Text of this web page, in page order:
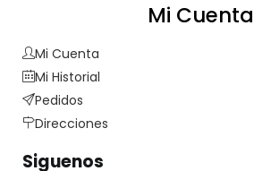
Mi Cuenta
Mi Cuenta
Mi Historial
Pedidos
Direcciones
Siguenos